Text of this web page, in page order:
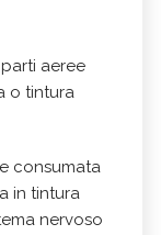
aeree
o tintura
consumata
in tintura
nervoso